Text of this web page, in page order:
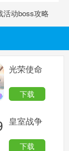
活动boss攻略
光荣使命
下载
皇室战争
下载